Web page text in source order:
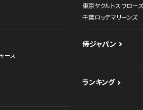
東京ヤクルトスワローズ
千葉ロッテマリーンズ
ース
侍ジャパン
ランキング